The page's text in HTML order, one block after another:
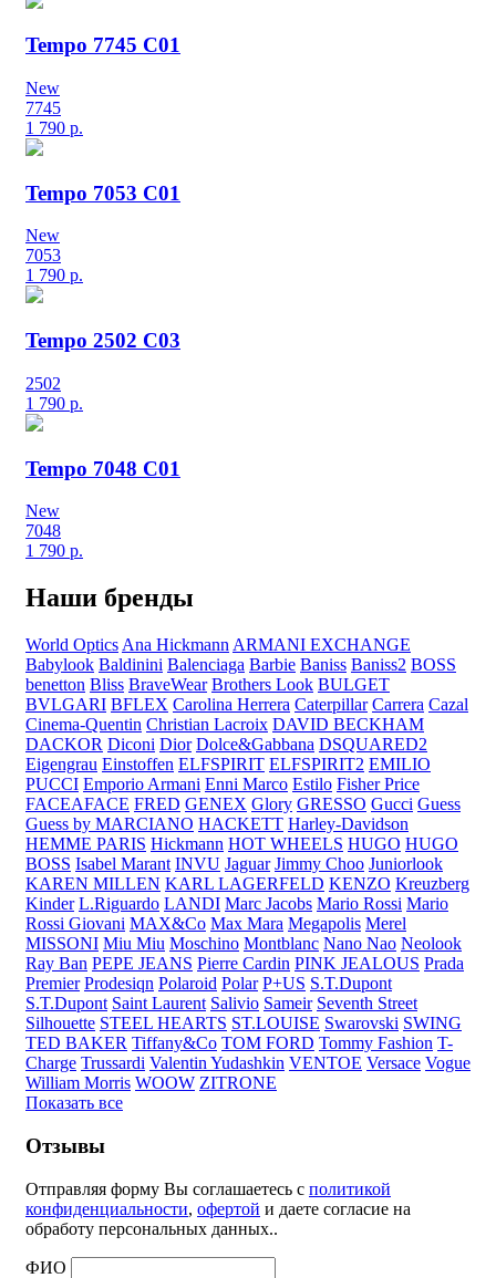
Tempo 7745 C01
New
7745
1 790 р.
Tempo 7053 C01
New
7053
1 790 р.
Tempo 2502 C03
2502
1 790 р.
Tempo 7048 C01
New
7048
1 790 р.
Наши бренды
World Optics Ana Hickmann ARMANI EXCHANGE
Babylook Baldinini Balenciaga Barbie Baniss Baniss2 BOSS
benetton Bliss BraveWear Brothers Look BULGET
BVLGARI BFLEX Carolina Herrera Caterpillar Carrera Cazal
Cinema-Quentin Christian Lacroix DAVID BECKHAM
DACKOR Diconi Dior Dolce&Gabbana DSQUARED2
Eigengrau Einstoffen ELFSPIRIT ELFSPIRIT2 EMILIO
PUCCI Emporio Armani Enni Marco Estilo Fisher Price
FACEAFACE FRED GENEX Glory GRESSO Gucci Guess
Guess by MARCIANO HACKETT Harley-Davidson
HEMME PARIS Hickmann HOT WHEELS HUGO HUGO
BOSS Isabel Marant INVU Jaguar Jimmy Choo Juniorlook
KAREN MILLEN KARL LAGERFELD KENZO Kreuzberg
Kinder L.Riguardo LANDI Marc Jacobs Mario Rossi Mario
Rossi Giovani MAX&Co Max Mara Megapolis Merel
MISSONI Miu Miu Moschino Montblanc Nano Nao Neolook
Ray Ban PEPE JEANS Pierre Cardin PINK JEALOUS Prada
Premier Prodesiqn Polaroid Polar P+US S.T.Dupont
S.T.Dupont Saint Laurent Salivio Sameir Seventh Street
Silhouette STEEL HEARTS ST.LOUISE Swarovski SWING
TED BAKER Tiffany&Co TOM FORD Tommy Fashion T-
Charge Trussardi Valentin Yudashkin VENTOE Versace Vogue
William Morris WOOW ZITRONE
Показать все
Отзывы
Отправляя форму Вы соглашаетесь с политикой
конфиденциальности, офертой и даете согласие на
обработу персональных данных..
ФИО